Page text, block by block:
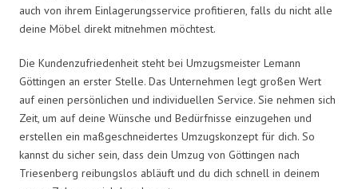
auch von ihrem Einlagerungsservice profitieren, falls du nicht alle
deine Möbel direkt mitnehmen möchtest.
Die Kundenzufriedenheit steht bei Umzugsmeister Lemann
Göttingen an erster Stelle. Das Unternehmen legt großen Wert
auf einen persönlichen und individuellen Service. Sie nehmen sich
Zeit, um auf deine Wünsche und Bedürfnisse einzugehen und
erstellen ein maßgeschneidertes Umzugskonzept für dich. So
kannst du sicher sein, dass dein Umzug von Göttingen nach
Triesenberg reibungslos abläuft und du dich schnell in deinem